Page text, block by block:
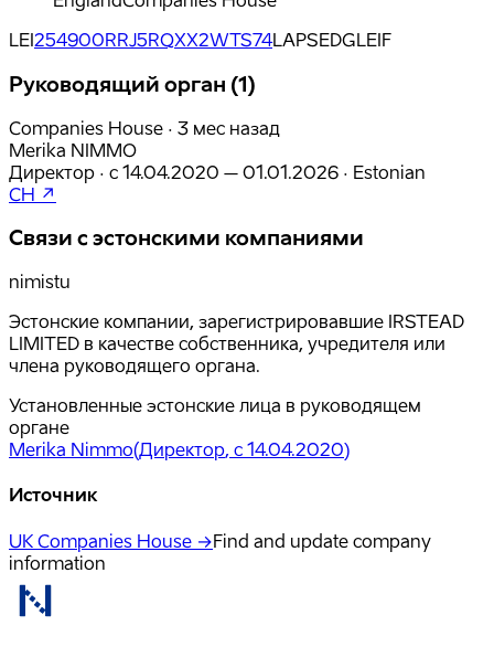
LEI254900RRJ5RQXX2WTS74LAPSEDGLEIF
Руководящий орган (1)
Companies House · 3 мес назад
Merika NIMMO
Директор · с 14.04.2020 – 01.01.2026 · Estonian
CH ↗
Связи с эстонскими компаниями
nimistu
Эстонские компании, зарегистрировавшие IRSTEAD
LIMITED в качестве собственника, учредителя или
члена руководящего органа.
Установленные эстонские лица в руководящем
органе
Merika Nimmo(Директор, с 14.04.2020)
Источник
UK Companies House →Find and update company
information